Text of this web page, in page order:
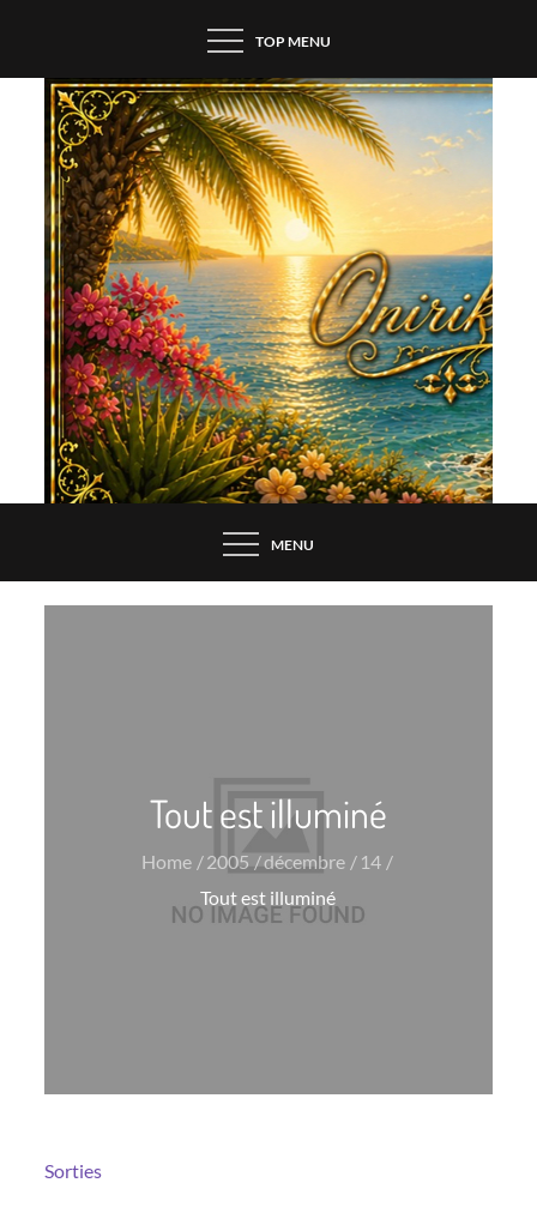
content
TOP MENU
MENU
Tout est illuminé
Home 2005 décembre
14
Tout est illuminé
Sorties